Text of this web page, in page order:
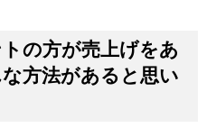
の方が売上げをあ
方法があると思い